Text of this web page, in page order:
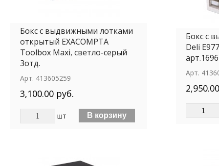
Бокс с выдвижными лотками
открытый EXACOMPTA
Toolbox Maxi, светло-серый
3отд.
Арт. 413605259
3,100.00 руб.
шт
Бокс с
Deli
Арт.